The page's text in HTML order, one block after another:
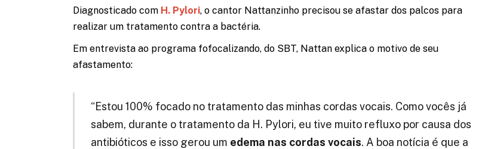
Diagnosticado com H. Pylori, o cantor Nattanzinho precisou se afastar dos palcos para
realizar um tratamento contra a bactéria.
Em entrevista ao programa fofocalizando, do SBT, Nattan explica o motivo de seu
afastamento:
“Estou 100% focado no tratamento das minhas cordas vocais. Como vocês já
sabem, durante o tratamento da H. Pylori, eu tive muito refluxo por causa dos
antibióticos e isso gerou um edema nas cordas vocais. A boa notícia é que a